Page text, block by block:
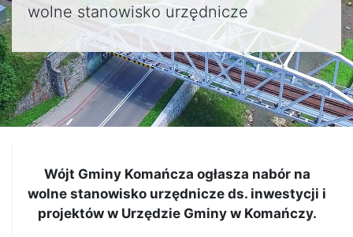
wolne stanowisko urzędnicze
Wójt Gminy Komańcza ogłasza nabór na
wolne stanowisko urzędnicze ds. inwestycji i
projektów w Urzędzie Gminy w Komańczy.